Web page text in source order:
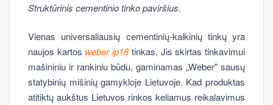
Struktūrinis cementinio tinko paviršius.
Vienas universaliausių cementinių-kalkinių tinkų yra
naujos kartos weber ip18tinkas. Jis skirtas tinkavimui
mašininiu ir rankiniu būdu, gaminamas „Weber" sausų
statybinių mišinių gamykloje Lietuvoje. Kad produktas
atitiktų aukštus Lietuvos rinkos keliamus reikalavimus